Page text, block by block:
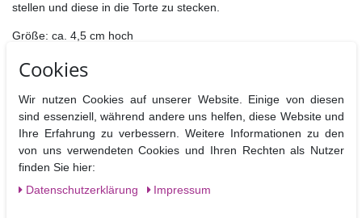
stellen und diese in die Torte zu stecken.
Größe: ca. 4,5 cm hoch
Ähnliche Artikel
NEUHEIT NEUHEIT
Cookies
Wir nutzen Cookies auf unserer Website. Einige von diesen
sind essenziell, während andere uns helfen, diese Website und
Ihre Erfahrung zu verbessern. Weitere Informationen zu den
von uns verwendeten Cookies und Ihren Rechten als Nutzer
finden Sie hier:
Daten­schutz­erklärung
Impressum